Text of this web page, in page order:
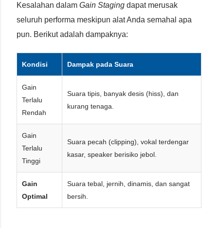
Kesalahan dalam Gain Staging dapat merusak
seluruh performa meskipun alat Anda semahal apa
pun. Berikut adalah dampaknya:
Kondisi Dampak pada Suara
Gain
Terlalu
Rendah
Suara tipis, banyak desis (hiss), dan
kurang tenaga.
Gain
Terlalu
Tinggi
Suara pecah (clipping), vokal terdengar
kasar, speaker berisiko jebol.
Gain
Optimal
Suara tebal, jernih, dinamis, dan sangat
bersih.